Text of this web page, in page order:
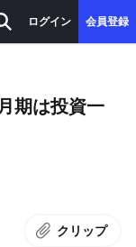
ログイン 会員登録
期は投資一
クリップ